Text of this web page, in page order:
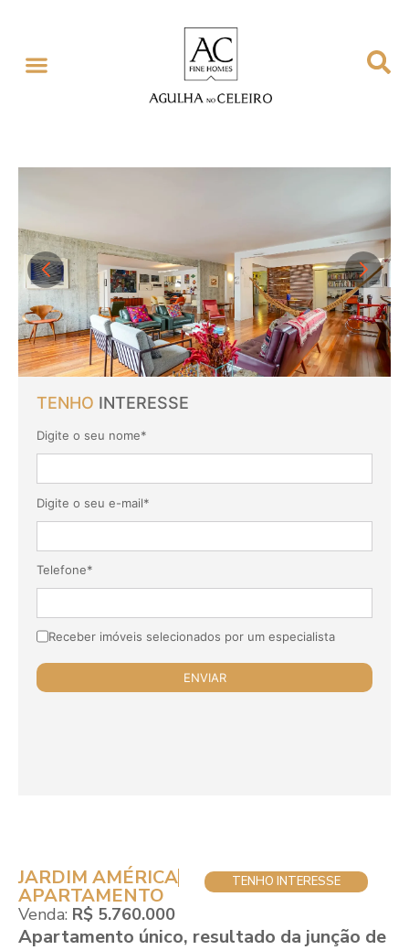
TENHO INTERESSE
Digite o seu nome*
Digite o seu e-mail*
Telefone*
Receber imóveis selecionados por um especialista
JARDIM AMÉRICA
APARTAMENTO
Venda: R$ 5.760.000
TENHO INTERESSE
Apartamento único, resultado da junção de